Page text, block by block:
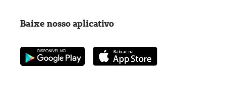
Baixe nosso aplicativo